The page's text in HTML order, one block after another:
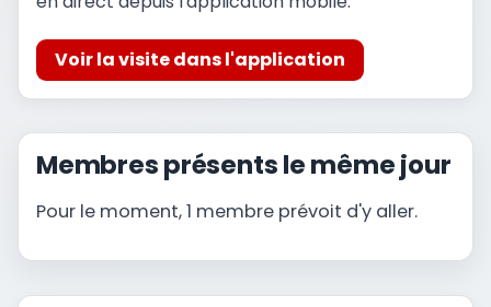
Voir la visite dans l'application
Membres présents le même jour
Pour le moment, 1 membre prévoit d'y aller.